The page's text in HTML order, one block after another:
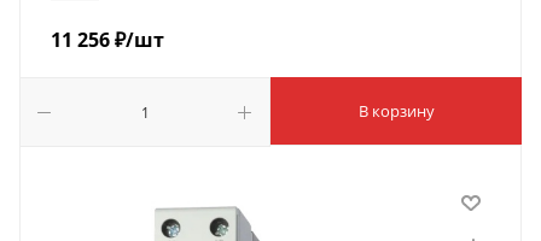
11 256₽/шт
В корзину